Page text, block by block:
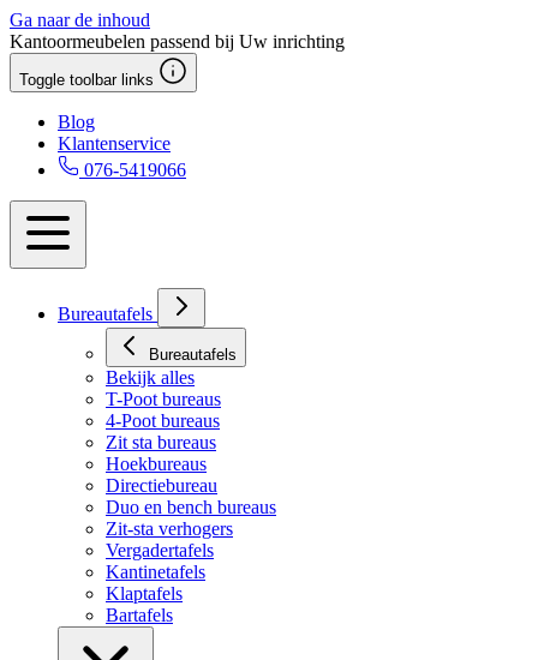
Ga naar de inhoud
Kantoormeubelen passend bij Uw inrichting
Toggle toolbar links
Blog
Klantenservice
076-5419066
Bureautafels
Bureautafels
Bekijk alles
T-Poot bureaus
4-Poot bureaus
Zit sta bureaus
Hoekbureaus
Directiebureau
Duo en bench bureaus
Zit-sta verhogers
Vergadertafels
Kantinetafels
Klaptafels
Bartafels